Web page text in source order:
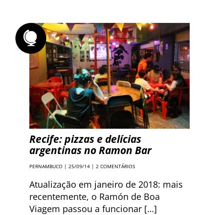
Recife: pizzas e delícias
argentinas no Ramon Bar
PERNAMBUCO | 25/09/14 | 2 COMENTÁRIOS
Atualização em janeiro de 2018: mais
recentemente, o Ramón de Boa
Viagem passou a funcionar […]